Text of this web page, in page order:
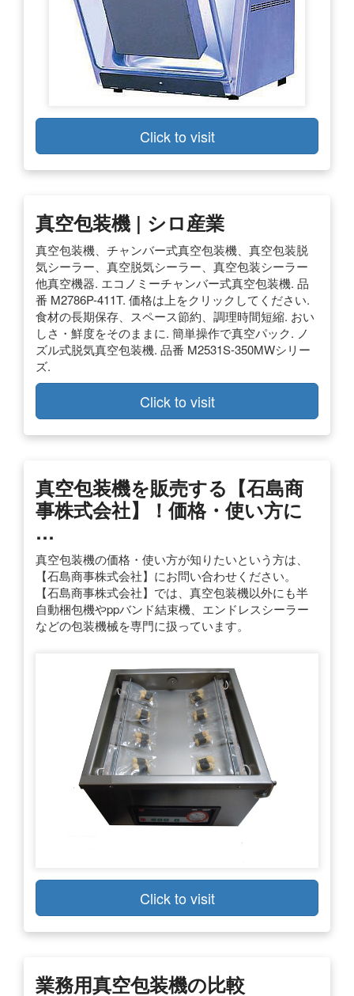
Click to visit
真空包装機 | シロ産業
真空包装機、チャンバー式真空包装機、真空包装脱
気シーラー、真空脱気シーラー、真空包装シーラー
他真空機器. エコノミーチャンバー式真空包装機. 品
番 M2786P-411T. 価格は上をクリックしてください.
食材の長期保存、スペース節約、調理時間短縮. おい
しさ・鮮度をそのままに. 簡単操作で真空パック. ノ
ズル式脱気真空包装機. 品番 M2531S-350MWシリー
ズ.
Click to visit
真空包装機を販売する【石島商
事株式会社】！価格・使い方に
…
真空包装機の価格・使い方が知りたいという方は、
【石島商事株式会社】にお問い合わせください。
【石島商事株式会社】では、真空包装機以外にも半
自動梱包機やppバンド結束機、エンドレスシーラー
などの包装機械を専門に扱っています。
Click to visit
業務用真空包装機の比較